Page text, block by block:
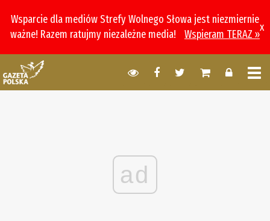
Wsparcie dla mediów Strefy Wolnego Słowa jest niezmiernie
ważne! Razem ratujmy niezależne media!
Wspieram TERAZ »
x
ad